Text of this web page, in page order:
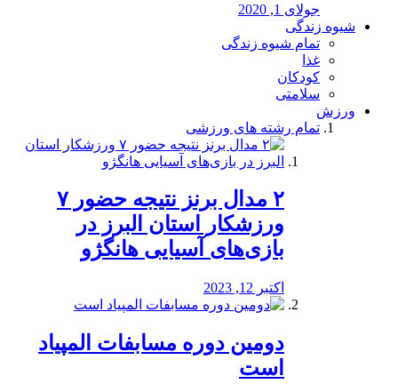
جولای 1, 2020
شیوه زندگی
تمام شیوه زندگی
غذا
کودکان
سلامتی
ورزش
تمام رشته های ورزشی
۲ مدال برنز نتیجه حضور ۷
ورزشکار استان البرز در
بازی‌های آسیایی هانگژو
اکتبر 12, 2023
دومین دوره مسابفات المپیاد
است